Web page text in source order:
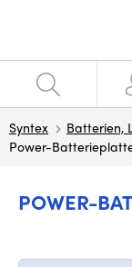
Syntex Batterien,
Power-
POWER-